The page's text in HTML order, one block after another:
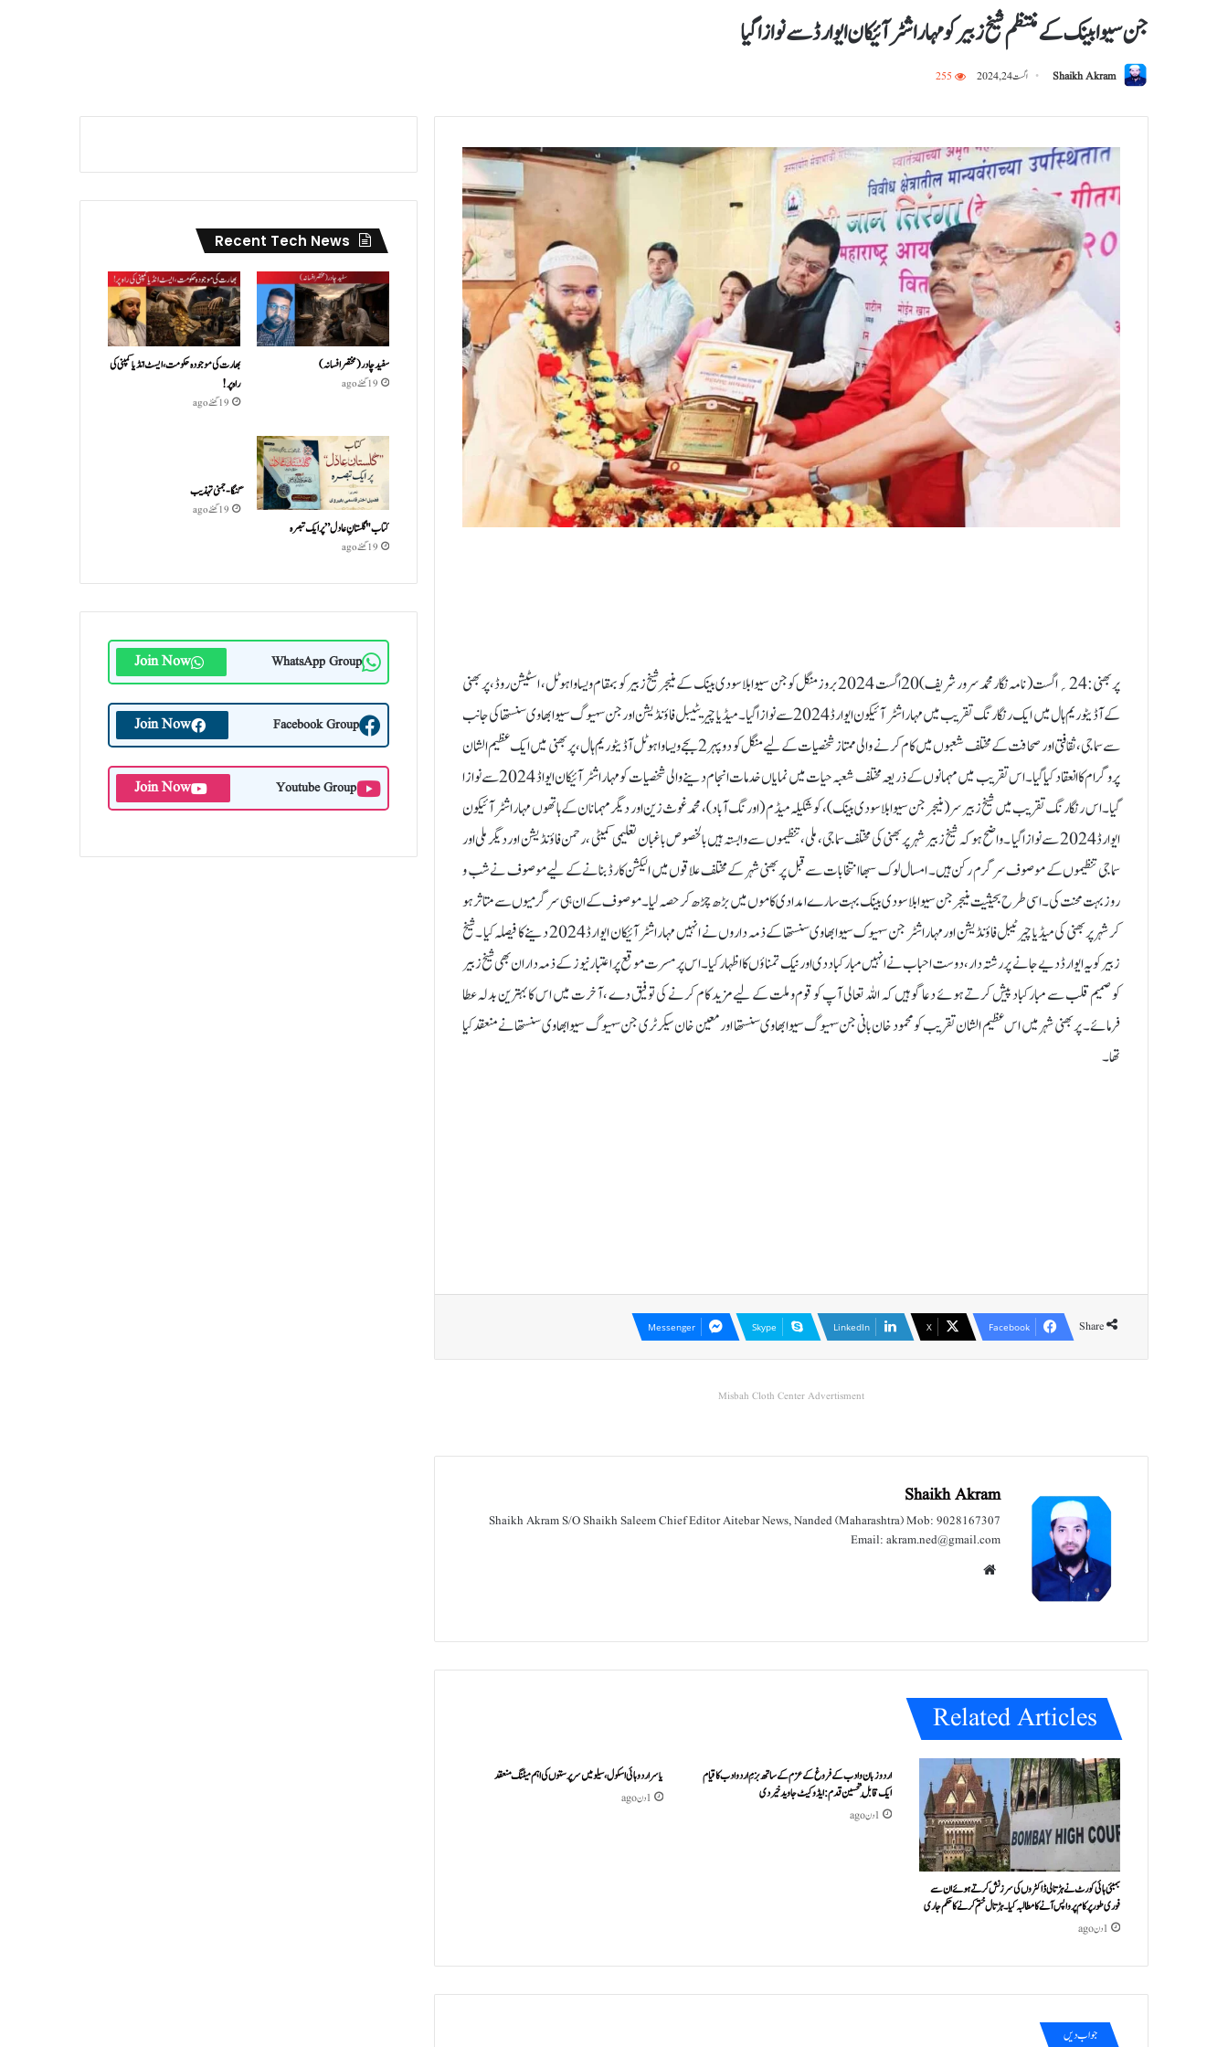
جن سیوا بینک کے منتظم شیخ زبیر کو مہاراشٹر آئیکان ایوارڈ سے نوازا گیا
Shaikh Akram اگست 24, 2024 255
پربھنی :24؍اگست ( نامہ نگار محمد سرور شریف ) 20 اگست 2024 بروز منگل کو جن سیوا بلا سودی بینک کے منیجر شیخ زبیرکو بمقام ویساوا ہوٹل ، اسٹیشن روڈ، پربھنی
کے آڈیٹوریم ہال میں ایک رنگا رنگ تقریب میں مہاراشٹر آئیکون ایوارڈ 2024 سے نوازا گیا۔میڈیا چیریٹیبل فاؤنڈیشن اور جن سہیوگ سیوا بھاوی سنستھا کی جانب
سے سماجی، ثقافتی اور صحافت کے مختلف شعبوں میں کام کرنے والی ممتاز شخصیات کے لیے منگل کو دوپہر 2بجے ویساوا ہوٹل آڈیٹوریم ہال، پربھنی میں ایک عظیم الشان
پروگرام کا انعقاد کیا گیا۔ اس تقریب میں مہمانوں کے ذریعہ مختلف شعبہ حیات میں نمایاں خدمات انجام دینے والی شخصیات کو مہاراشٹر آئیکان ایواڈ 2024 سے نوازا
گیا۔ اس رنگا رنگ تقریب میں شیخ زبیر سر (منیجر جن سیوا بلاسودی بینک)، کو شکیلہ میڈم ( اورنگ آباد )، محمد غوث زین اور دیگر مہمانان کے ہاتھوں مہاراشٹر آئیکون
ایوارڈ 2024 سے نوازاگیا ۔واضح ہو کہ شیخ زبیر شہر پربھنی کی مختلف سماجی، ملی ، تنظیموں سے وابستہ ہیں بالخصوص باغبان تعلیمی کمیٹی ، رحمن فاؤنڈیشن اور دیگر ملی اور
سماجی تنظیموں کے موصوف سرگرم رکن ہیں۔ امسال لوک سبھا انتخابات سے قبل پربھنی شہر کے مختلف علاقوں میں الیکشن کارڈ بنانے کے لیے موصوف نے شب و
روز بہت محنت کی ۔اسی طرح بحیثیت منیجر جن سیوا بلا سودی بینک بہت سارے امدادی کاموں میں بڑھ چڑھ کر حصہ لیا ۔موصوف کے ان ہی سرگرمیوں سے متاثر ہو
کر شہر پربھنی کی میڈیا چیرٹیبل فاؤنڈیشن اور مہاراشٹر جن سہیوک سیوا بھاوی سنستھا کے ذمہ داروں نے انہیں مہاراشٹر آئیکان ایوارڈ 2024 دینے کا فیصلہ کیا ۔شیخ
زبیر کو یہ ایوارڈ دیے جانے پر رشتہ دار ،دوست احباب نے انہیں مبارکباد دی اور نیک تمناؤں کا اظہار کیا ۔اس پر مسرت موقع پر اعتبار نیوز کے ذمہ داران بھی شیخ زبیر
کو صمیم قلب سے مبارکباد پیش کرتےہوئے دعا گو ہیں کہ اللہ تعالی آپ کو قوم و ملت کے لیے مزید کام کرنے کی توفیق دے ،آخرت میں اس کا بہترین بدلہ عطا
فرمائے ۔ پر بھنی شہر میں اس عظیم الشان تقریب کو محمود خان بانی جن سہیوگ سیوا بھاوی سنستھا اور معین خان سیکرٹری جن سہیوگ سیوا بھاوی سنستھا نے منعقد کیا
تھا۔
Share
Facebook
X
LinkedIn
Skype
Messenger
Misbah Cloth Center Advertisment
Shaikh Akram
Shaikh Akram S/O Shaikh Saleem Chief Editor Aitebar News, Nanded (Maharashtra) Mob: 9028167307
Email: akram.ned@gmail.com
Related Articles
بمبئی ہائی کورٹ نے ہڑتالی ڈاکٹروں کی سرزنش کرتے ہوئے ان سے
فوری طور پر کام پر واپس آنے کا مطالبہ کیا۔ہڑتال ختم کرنے کا حکم جاری
1 دن ago
اردو زبان و ادب کے فروغ کے عزم کے ساتھ بزمِ اردو ادب کا قیام
ایک قابلِ تحسین قدم : ایڈوکیٹ جاوید خیردی
1 دن ago
یاسر اردو ہائی اسکول، سیلو میں سرپرستوں کی اہم میٹنگ منعقد
1 دن ago
جواب دیں
Recent Tech News
سفید چادر( مختصر افسانہ)
19 گھنٹے ago
بھارت کی موجودہ حکومت،ایسٹ انڈیا کمپنی کی
راہ پر!
19 گھنٹے ago
کتاب "گلستانِ عادل” پر ایک تبصرہ
19 گھنٹے ago
گنگا-جمنی تہذیب
19 گھنٹے ago
WhatsApp Group
Join Now
Facebook Group
Join Now
Youtube Group
Join Now